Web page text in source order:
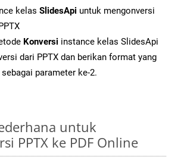
kelas SlidesApi untuk mengonversi
Konversi instance kelas SlidesApi
dari PPTX dan berikan format yang
parameter ke-2.
untuk
PPTX ke PDF Online